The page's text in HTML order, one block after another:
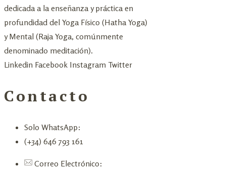
dedicada a la enseñanza y práctica en
profundidad del Yoga Físico (Hatha Yoga)
y Mental (Raja Yoga, comúnmente
denominado meditación).
Linkedin Facebook Instagram Twitter
Contacto
Solo WhatsApp:
(+34) 646 793 161
Correo Electrónico: